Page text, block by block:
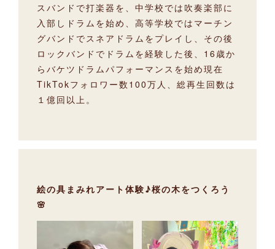
スバンドで打楽器を、中学校では吹奏楽部に
入部しドラムを始め、高等学校ではマーチン
グバンドでスネアドラムをプレイし、その後
ロックバンドでドラムを経験した後、16歳か
らバケツドラムパフォーマンスを始め現在
TikTokフォロワー数100万人、総再生回数は
１億回以上。
絵の具まみれアート体験♪桜の木をつくろう
🌸